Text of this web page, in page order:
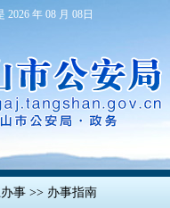
年 08 月 08日
事 >> 办事指南